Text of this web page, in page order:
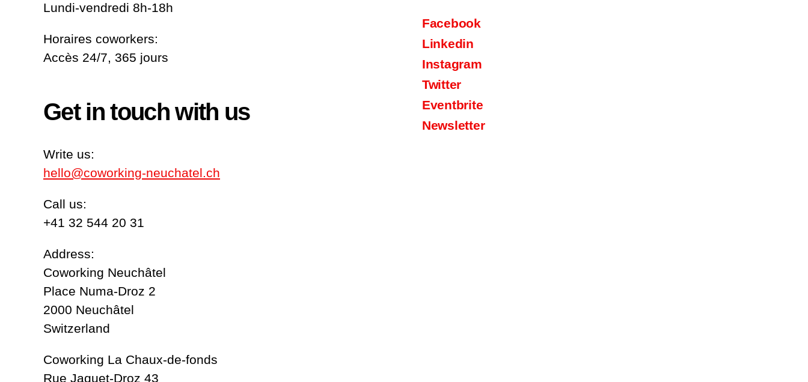
Lundi-vendredi 8h-18h
Horaires coworkers:
Accès 24/7, 365 jours
Get in touch with us
Write us:
hello@coworking-neuchatel.ch
Call us:
+41 32 544 20 31
Address:
Coworking Neuchâtel
Place Numa-Droz 2
2000 Neuchâtel
Switzerland
Coworking La Chaux-de-fonds
Rue Jaquet-Droz 43
Facebook
Linkedin
Instagram
Twitter
Eventbrite
Newsletter